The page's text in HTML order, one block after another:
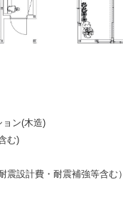
ン(木造)
む)
震設計費・耐震補強等含む）